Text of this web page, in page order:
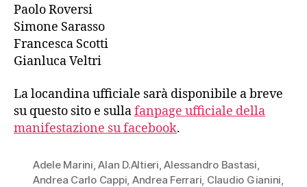
Paolo Roversi
Simone Sarasso
Francesca Scotti
Gianluca Veltri
La locandina ufficiale sarà disponibile a breve
su questo sito e sullafanpage ufficiale della
manifestazione su facebook.
Adele Marini ,Alan D.Altieri ,Alessandro Bastasi
Andrea Carlo Cappi Andrea Ferrari Claudio Gianini